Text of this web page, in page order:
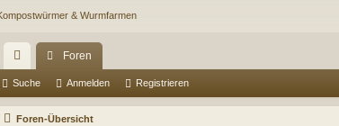
ch
ne
Foren
Suche Anmelden Registrieren
Foren-Übersicht